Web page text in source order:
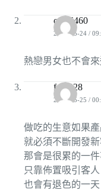
ctrls5460
2009-05-24 /
熱戀男女也不會
far2828
2009-05-25 /
做吃的生意如果
就必須不斷開發
那會是很累的一
只靠佈置吸引客人
也會有退色的一天